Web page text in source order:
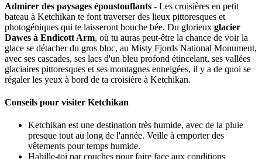
Admirer des paysages époustouflants - Les croisières en petit
bateau à Ketchikan te font traverser des lieux pittoresques et
photogéniques qui te laisseront bouche bée. Du glorieux glacier
Dawes à Endicott Arm, où tu auras peut-être la chance de voir la
glace se détacher du gros bloc, au Misty Fjords National Monument,
avec ses cascades, ses lacs d'un bleu profond étincelant, ses vallées
glaciaires pittoresques et ses montagnes enneigées, il y a de quoi se
régaler les yeux à bord de ta croisière à Ketchikan.
Conseils pour visiter Ketchikan
Ketchikan est une destination très humide, avec de la pluie
presque tout au long de l'année. Veille à emporter des
vêtements pour temps humide.
Habille-toi par couches pour faire face aux conditions